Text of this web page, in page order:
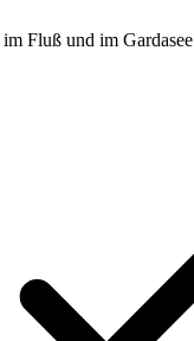
Fluß und im Gardasee